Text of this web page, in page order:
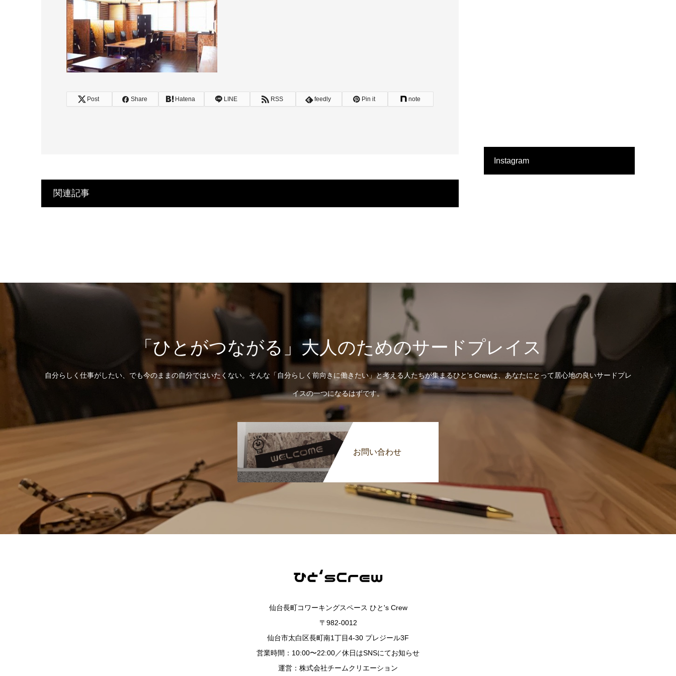
Post Share Hatena LINE RSS feedly Pin it note
関連記事
Instagram
「ひとがつながる」大人のためのサードプレイス
自分らしく仕事がしたい、でも今のままの自分ではいたくない。そんな「自分らしく前向きに働きたい」と考える人たちが集まるひと's Crewは、あなたにとって居心地の良いサードプレ
イスの一つになるはずです。
お問い合わせ
仙台長町コワーキングスペース ひと's Crew
〒982-0012
仙台市太白区長町南1丁目4-30 プレジール3F
営業時間：10:00〜22:00／休日はSNSにてお知らせ
運営：株式会社チームクリエーション